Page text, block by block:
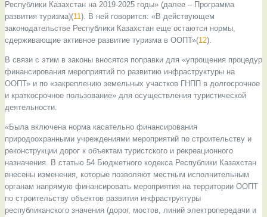
Республики Казахстан на 2019-2025 годы» (далее – Программа
развития туризма)(11). В ней говорится: «В действующем
законодательстве Республики Казахстан еще остаются нормы,
сдерживающие активное развитие туризма в ООПТ»(12).
В связи с этим в законы вносятся поправки для «упрощения процедур
финансирования мероприятий по развитию инфраструктуры на
ООПТ» и по «закреплению земельных участков ГНПП в долгосрочное
и краткосрочное пользование» для осуществления туристической
деятельности.
«Была включена норма касательно финансирования
природоохранными учреждениями мероприятий по строительству и
реконструкции дорог к объектам туристского и рекреационного
назначения. В статью 54 Бюджетного кодекса Республики Казахстан
внесены изменения, которые позволяют местным исполнительным
органам напрямую финансировать мероприятия на территории ООПТ
по строительству объектов развития инфраструктуры
республиканского значения (дорог, мостов, линий электропередачи и